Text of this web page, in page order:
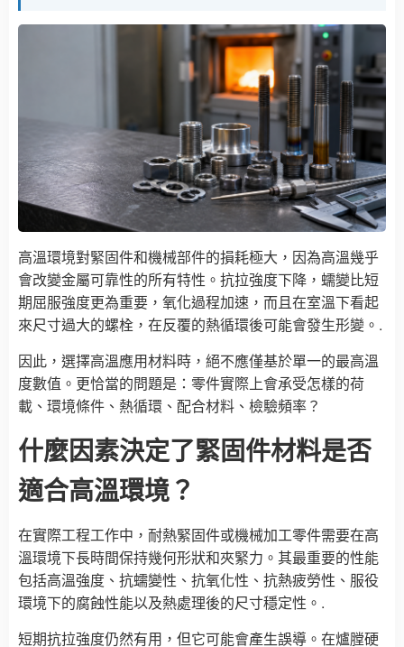
高溫環境對緊固件和機械部件的損耗極大，因為高溫幾乎
會改變金屬可靠性的所有特性。抗拉強度下降，蠕變比短
期屈服強度更為重要，氧化過程加速，而且在室溫下看起
來尺寸過大的螺栓，在反覆的熱循環後可能會發生形變。.
因此，選擇高溫應用材料時，絕不應僅基於單一的最高溫
度數值。更恰當的問題是：零件實際上會承受怎樣的荷
載、環境條件、熱循環、配合材料、檢驗頻率？
什麼因素決定了緊固件材料是否
適合高溫環境？
在實際工程工作中，耐熱緊固件或機械加工零件需要在高
溫環境下長時間保持幾何形狀和夾緊力。其最重要的性能
包括高溫強度、抗蠕變性、抗氧化性、抗熱疲勞性、服役
環境下的腐蝕性能以及熱處理後的尺寸穩定性。.
短期抗拉強度仍然有用，但它可能會產生誤導。在爐膛硬